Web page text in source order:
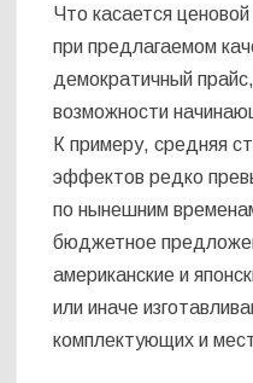
Что касается
при предлагаемом
демократичный
возможности
К примеру, средняя
эффектов редко
по нынешним
бюджетное
американские и
или иначе
комплектующих и